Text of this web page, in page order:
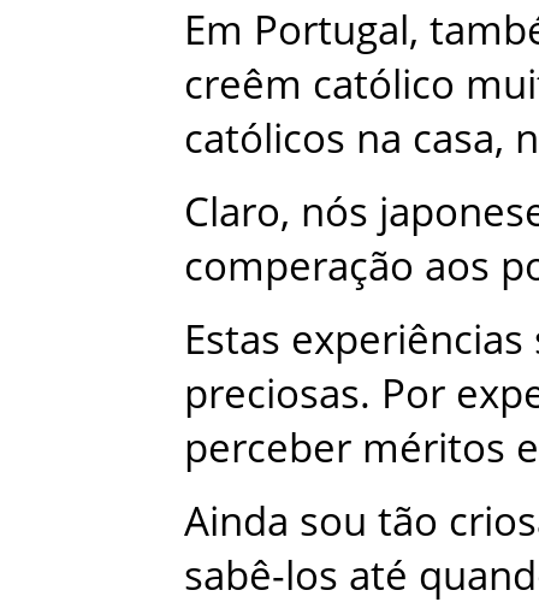
Em Portugal,
creêm católico
católicos na casa,
Claro, nós
comperação aos
Estas experiências
preciosas. Por
perceber méritos e
Ainda sou tão
sabê-los até